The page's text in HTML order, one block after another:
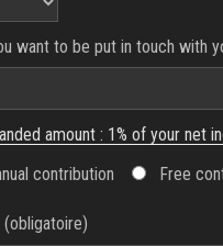
want to be put in touch with
amount : 1% of your net
contribution Free